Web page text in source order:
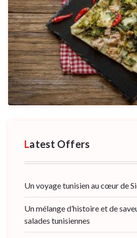
Latest Offers
Un voyage tunisien au cœur de
Un mélange d’histoire et de
salades tunisiennes